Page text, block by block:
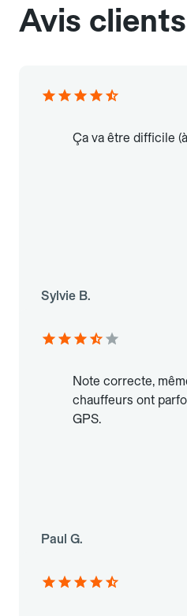
Avis clients
Ça va être difficile
Sylvie B.
Note correcte,
chauffeurs ont
GPS.
Paul G.